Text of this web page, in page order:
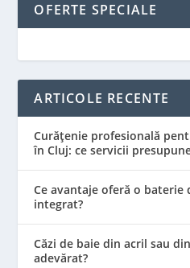
OFERTE SPECIALE
ARTICOLE RECENTE
Curățenie profesională
în Cluj: ce servicii
Ce avantaje oferă o
integrat?
Căzi de baie din acril sau
adevărat?